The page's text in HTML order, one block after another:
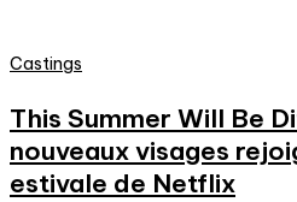
Castings
This Summer Will Be
nouveaux visages
estivale de Netflix